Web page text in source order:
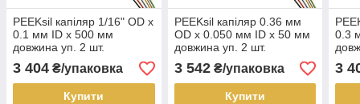
PEEKsil капіляр 1/16" OD x
0.1 мм ID x 500 мм
довжина уп. 2 шт.
3 404 ₴/упаковка
Купити
PEEKsil капіляр 0.36 мм
OD x 0.050 мм ID x 50 мм
довжина уп. 2 шт.
3 542₴/упаковка
Купити
0.3
3